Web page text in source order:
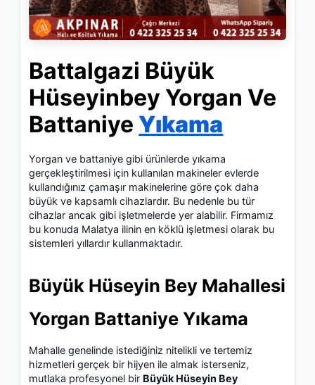
Battalgazi Büyük
Hüseyinbey Yorgan Ve
BattaniyeYıkama
Yorgan ve battaniye gibi ürünlerde yıkama
gerçekleştirilmesi için kullanılan makineler evlerde
kullandığınız çamaşır makinelerine göre çok daha
büyük ve kapsamlı cihazlardır. Bu nedenle bu tür
cihazlar ancakgibi işletmelerde yer alabilir. Firmamız
bu konuda Malatya ilinin en köklü işletmesi olarak bu
sistemleri yıllardır kullanmaktadır.
Büyük Hüseyin Bey Mahallesi
Yorgan Battaniye Yıkama
Mahalle genelinde istediğiniz nitelikli ve tertemiz
hizmetleri gerçek bir hijyen ile almak isterseniz,
mutlaka profesyonel bir Büyük Hüseyin Bey